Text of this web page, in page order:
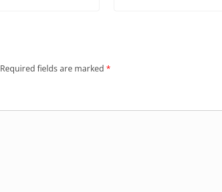
Required fields are marked *